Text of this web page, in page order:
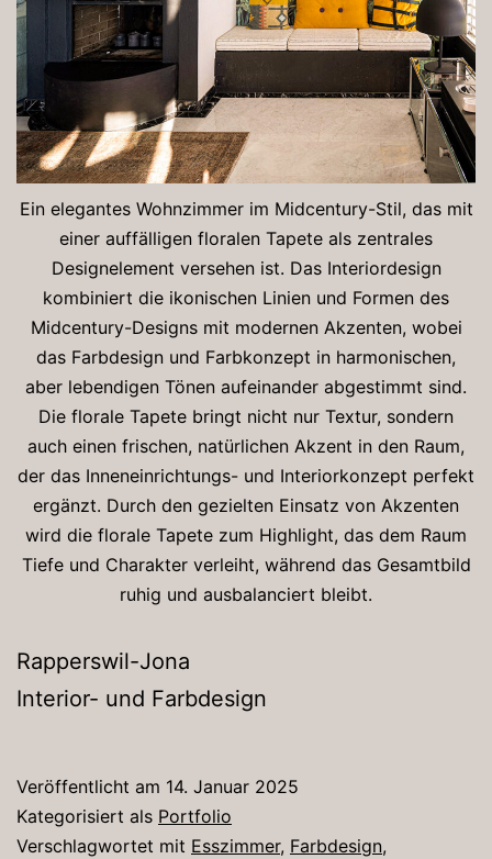
Ein elegantes Wohnzimmer im Midcentury-Stil, das mit
einer auffälligen floralen Tapete als zentrales
Designelement versehen ist. Das Interiordesign
kombiniert die ikonischen Linien und Formen des
Midcentury-Designs mit modernen Akzenten, wobei
das Farbdesign und Farbkonzept in harmonischen,
aber lebendigen Tönen aufeinander abgestimmt sind.
Die florale Tapete bringt nicht nur Textur, sondern
auch einen frischen, natürlichen Akzent in den Raum,
der das Inneneinrichtungs- und Interiorkonzept perfekt
ergänzt. Durch den gezielten Einsatz von Akzenten
wird die florale Tapete zum Highlight, das dem Raum
Tiefe und Charakter verleiht, während das Gesamtbild
ruhig und ausbalanciert bleibt.
Rapperswil-Jona
Interior- und Farbdesign
Veröffentlicht am 14. Januar 2025
Kategorisiert als Portfolio
Verschlagwortet mit Esszimmer, Farbdesign,